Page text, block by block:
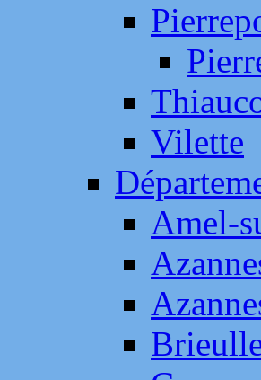
Vilette
Amel-